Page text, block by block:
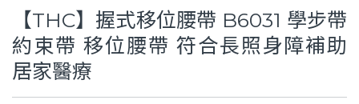
【THC】握式移位腰帶 B6031 學步帶
約束帶 移位腰帶 符合長照身障補助
居家醫療